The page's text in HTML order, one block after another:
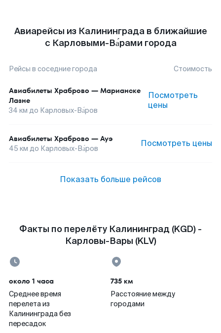
Авиарейсы из Калининграда в ближайшие
с Карловыми-Ва́рами города
Рейсы в соседние города Стоимость
Авиабилеты Храброво — Марианске
Лазне
34 км до Карловых-Ва́ров
Посмотреть
цены
Авиабилеты Храброво — Ауэ
45 км до Карловых-Ва́ров Посмотреть цены
Показать больше рейсов
Факты по перелёту Калининград (KGD) -
Карловы-Вары (KLV)
около 1 часа
Среднее время
перелета из
Калининграда без
пересадок
735 км
Расстояние между
городами